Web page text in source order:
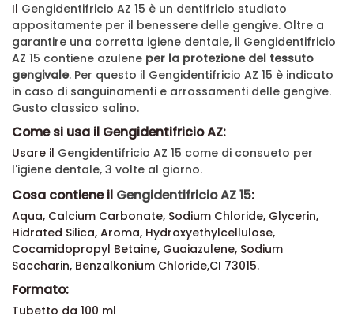
Il Gengidentifricio AZ 15 è un dentifricio studiato
appositamente per il benessere delle gengive. Oltre a
garantire una corretta igiene dentale, il Gengidentifricio
AZ 15 contiene azulene per la protezione del tessuto
gengivale. Per questo il Gengidentifricio AZ 15 è indicato
in caso di sanguinamenti e arrossamenti delle gengive.
Gusto classico salino.
Come si usa il Gengidentifricio AZ:
Usare il Gengidentifricio AZ 15 come di consueto per
l'igiene dentale, 3 volte al giorno.
Cosa contiene il Gengidentifricio AZ 15:
Aqua, Calcium Carbonate, Sodium Chloride, Glycerin,
Hidrated Silica, Aroma, Hydroxyethylcellulose,
Cocamidopropyl Betaine, Guaiazulene, Sodium
Saccharin, Benzalkonium Chloride,CI 73015.
Formato:
Tubetto da 100 ml